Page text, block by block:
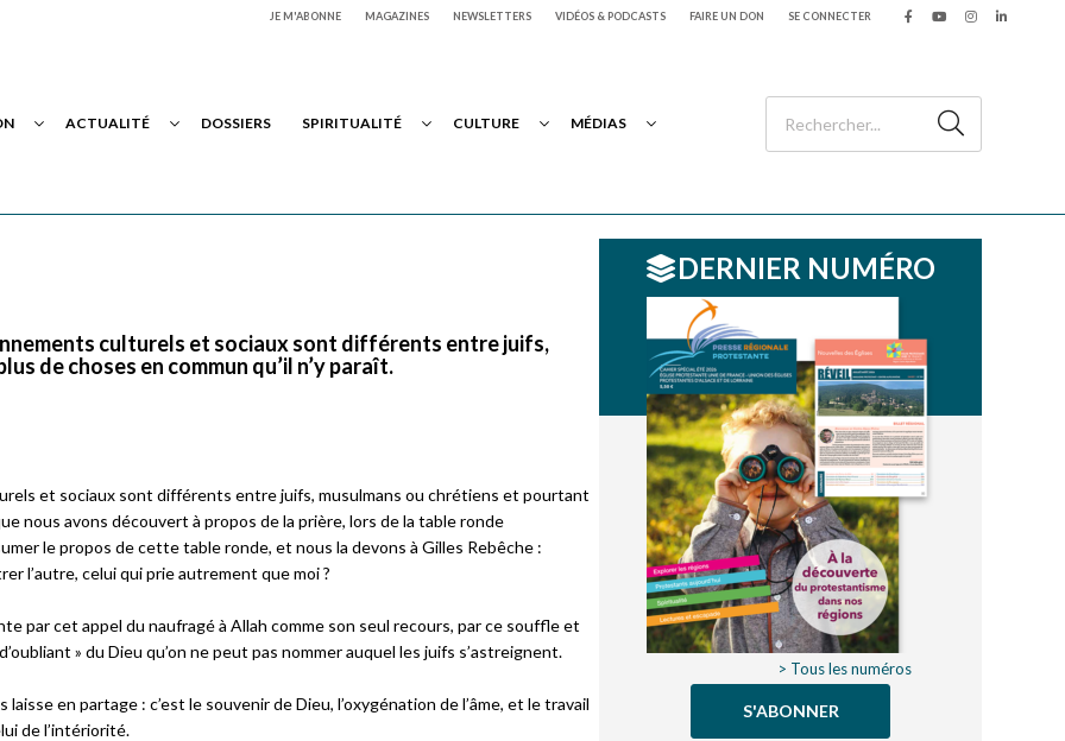
JE M'ABONNE MAGAZINES NEWSLETTERS VIDÉOS & PODCASTS FAIRE UN DON SE CONNECTER
ACTUALITÉ DOSSIERS SPIRITUALITÉ CULTURE MÉDIAS
culturels et sociaux sont différents entre juifs,
de choses en commun qu’il n’y paraît.
et sociaux sont différents entre juifs, musulmans ou chrétiens et pourtant
nous avons découvert à propos de la prière, lors de la table ronde
le propos de cette table ronde, et nous la devons à Gilles Rebêche :
l’autre, celui qui prie autrement que moi ?
par cet appel du naufragé à Allah comme son seul recours, par ce souffle et
» du Dieu qu’on ne peut pas nommer auquel les juifs s’astreignent.
en partage : c’est le souvenir de Dieu, l’oxygénation de l’âme, et le travail
de l’intériorité.
DERNIER NUMÉRO
> Tous les numéros
S'ABONNER